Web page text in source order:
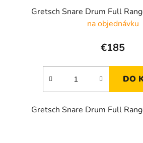
Gretsch Snare Drum Full
na objednávku
€185
DO
Gretsch Snare Drum Full